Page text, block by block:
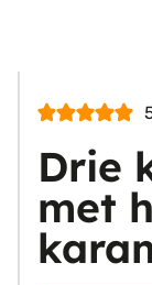
Drie
met